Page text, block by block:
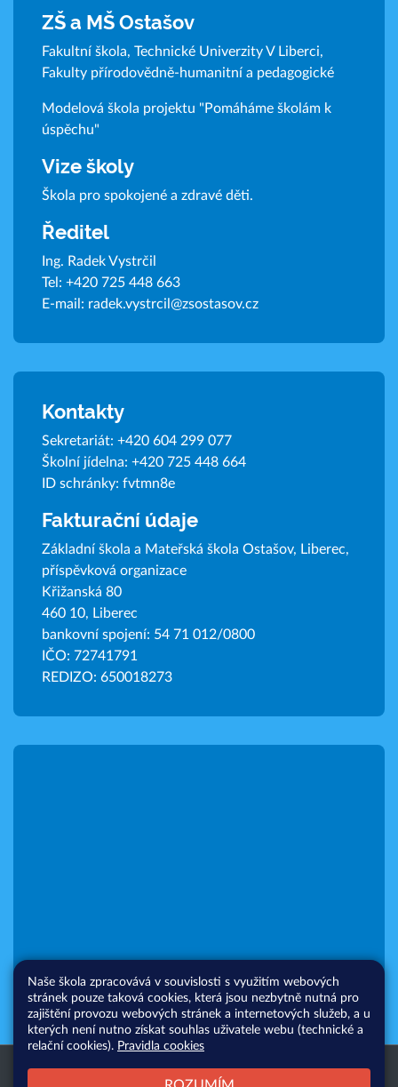
ZŠ a MŠ Ostašov
Fakultní škola, Technické Univerzity V Liberci,
Fakulty přírodovědně-humanitní a pedagogické
Modelová škola projektu "Pomáháme školám k
úspěchu"
Vize školy
Škola pro spokojené a zdravé děti.
Ředitel
Ing. Radek Vystrčil
Tel: +420 725 448 663
E-mail: radek.vystrcil@zsostasov.cz
Kontakty
Sekretariát: +420 604 299 077
Školní jídelna: +420 725 448 664
ID schránky: fvtmn8e
Fakturační údaje
Základní škola a Mateřská škola Ostašov, Liberec,
příspěvková organizace
Křižanská 80
460 10, Liberec
bankovní spojení: 54 71 012/0800
IČO: 72741791
REDIZO: 650018273
Všechna práva vyhrazena. Copyright
Web školy
Naše škola zpracovává v souvislosti s využitím webových
stránek pouze taková cookies, která jsou nezbytně nutná pro
zajištění provozu webových stránek a internetových služeb, a u
kterých není nutno získat souhlas uživatele webu (technické a
relační cookies). Pravidla cookies